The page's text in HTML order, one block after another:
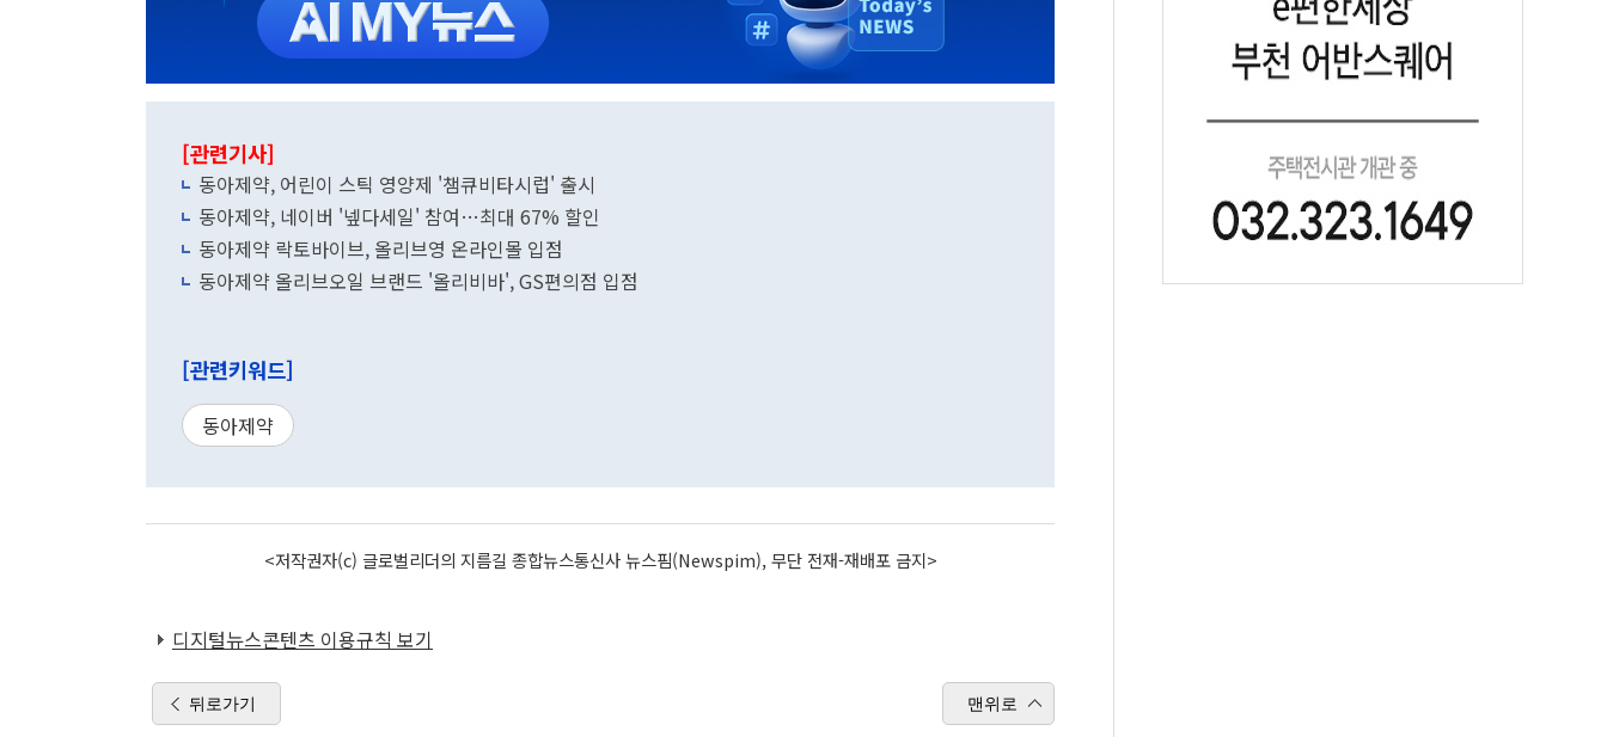
[관련기사]
동아제약, 어린이 스틱 영양제 '챔큐비타시럽' 출시
동아제약, 네이버 '넾다세일' 참여…최대 67% 할인
동아제약 락토바이브, 올리브영 온라인몰 입점
동아제약 올리브오일 브랜드 '올리비바', GS편의점 입점
[관련키워드]
동아제약
<저작권자(c) 글로벌리더의 지름길 종합뉴스통신사 뉴스핌(Newspim), 무단 전재-재배포 금지>
디지털뉴스콘텐츠 이용규칙 보기
뒤로가기 맨위로